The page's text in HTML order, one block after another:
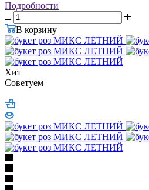
Подробности
В корзину
Хит
Советуем